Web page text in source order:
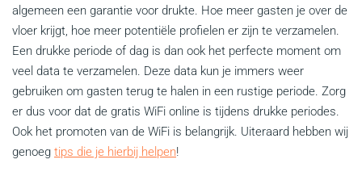
algemeen een garantie voor drukte. Hoe meer gasten je over de
vloer krijgt, hoe meer potentiële profielen er zijn te verzamelen.
Een drukke periode of dag is dan ook het perfecte moment om
veel data te verzamelen. Deze data kun je immers weer
gebruiken om gasten terug te halen in een rustige periode. Zorg
er dus voor dat de gratis WiFi online is tijdens drukke periodes.
Ook het promoten van de WiFi is belangrijk. Uiteraard hebben wij
genoeg tips die je hierbij helpen!